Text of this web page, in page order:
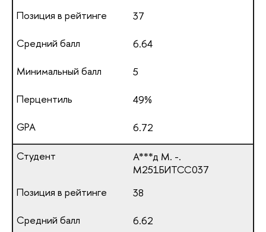
37
6.64
5
49%
6.72
А***д М. -.
М251БИТСС037
38
6.62